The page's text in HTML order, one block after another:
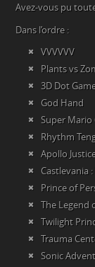
Avez-vous pu
Dans l’ordre :
VVVVVV
Plants vs
3D Dot
God Hand
Super Mario
Rhythm
Apollo
Castlevania
Prince of
The Legend
Twilight
Trauma
Sonic